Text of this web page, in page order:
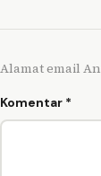
Alamat email
Komentar *